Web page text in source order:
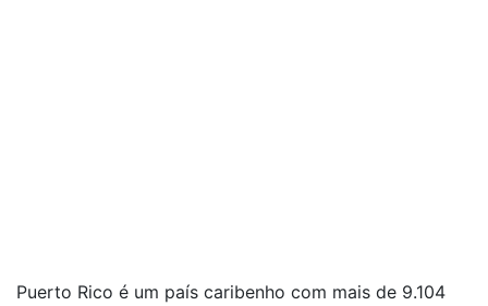
Puerto Rico é um país caribenho com mais de 9.104